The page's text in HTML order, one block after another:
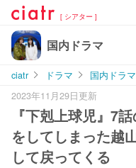
[ シアター ]
国内ドラマ
ciatr ドラマ 国内ドラマ
2023年11月29日更新
『下剋上球児』7
をしてしまった越
して戻ってくる